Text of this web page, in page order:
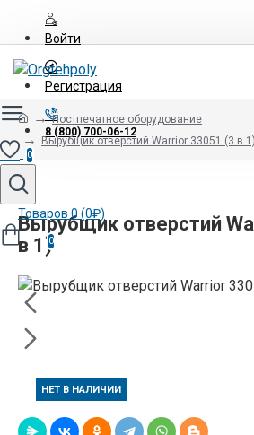
Войти
Регистрация
8 (800) 700-06-12
0
Товаров 0 (0₽)
0
Постпечатное оборудование
Вырубщик отверстий Warrior 33051 (3 в 1)
Вырубщик отверстий
в 1)
НЕТ В НАЛИЧИИ